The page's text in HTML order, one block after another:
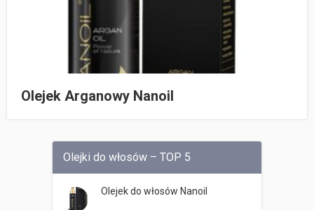
Olejek Arganowy Nanoil
Olejki do włosów – TOP 5
Olejek do włosów Nanoil